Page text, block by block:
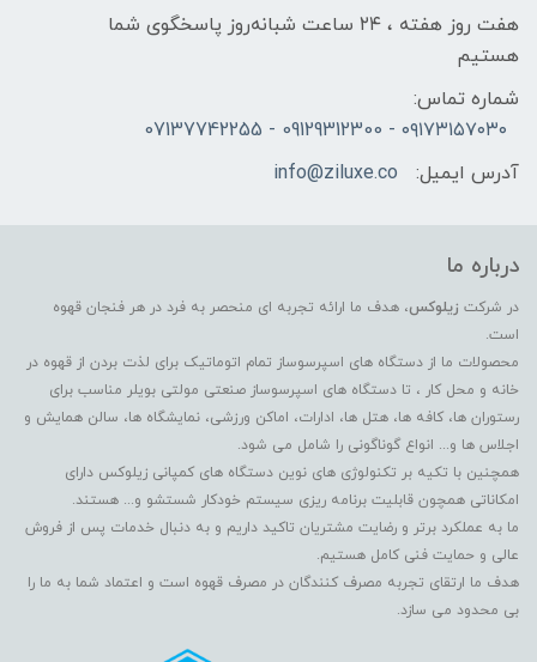
هفت روز هفته ، ۲۴ ساعت شبانه‌روز پاسخگوی شما
هستیم
شماره تماس:
۰۹۱۷۳۱۵۷۰۳۰ - 09129312300 - 07137742255
آدرس ایمیل:
info@ziluxe.co
درباره ما
در شرکت زیلوکس، هدف ما ارائه تجربه ای منحصر به فرد در هر فنجان قهوه
است.
محصولات ما از دستگاه های اسپرسوساز تمام اتوماتیک برای لذت بردن از قهوه در
خانه و محل کار ، تا دستگاه های اسپرسوساز صنعتی مولتی بویلر مناسب برای
رستوران ها، کافه ها، هتل ها، ادارات، اماکن ورزشی، نمایشگاه ها، سالن همایش و
اجلاس ها و... انواع گوناگونی را شامل می شود.
همچنین با تکیه بر تکنولوژی های نوین دستگاه های کمپانی زیلوکس دارای
امکاناتی همچون قابلیت برنامه ریزی سیستم خودکار شستشو و... هستند.
ما به عملکرد برتر و رضایت مشتریان تاکید داریم و به دنبال خدمات پس از فروش
عالی و حمایت فنی کامل هستیم.
هدف ما ارتقای تجربه مصرف کنندگان در مصرف قهوه است و اعتماد شما به ما را
بی محدود می سازد.